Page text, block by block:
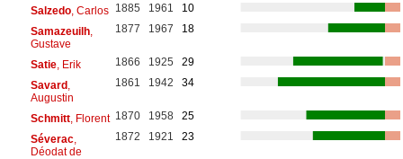
Salzedo, Carlos 1885 1961
10
Samazeuilh,
Gustave
1877 1967 18
Satie, Erik 1866 1925
29
Savard,
Augustin
1861 1942 34
Schmitt, Florent 1870 1958
25
Séverac,
Déodat de
1872 1921 23